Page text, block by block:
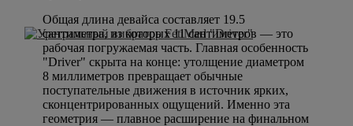
Общая длина девайса составляет 19.5
сантиметра, из которых 11 сантиметров — это
рабочая погружаемая часть. Главная особенность
"Driver" скрыта на конце: утолщение диаметром
8 миллиметров превращает обычные
поступательные движения в источник ярких,
сконцентрированных ощущений. Именно эта
геометрия — плавное расширение на финальном